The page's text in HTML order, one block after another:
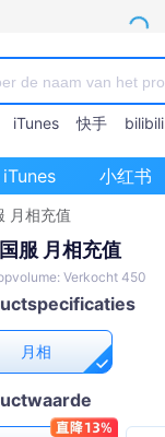
iTunes 快手 bilibili
iTunes 小红书
月相充值
服 月相充值
Verkocht 450
月相